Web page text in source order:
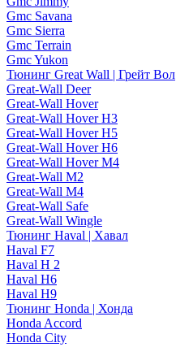
Gmc Savana
Gmc Sierra
Gmc Terrain
Gmc Yukon
Тюнинг Great Wall | Грейт Вол
Great-Wall Deer
Great-Wall Hover
Great-Wall Hover H3
Great-Wall Hover H5
Great-Wall Hover H6
Great-Wall Hover M4
Great-Wall M2
Great-Wall M4
Great-Wall Safe
Great-Wall Wingle
Тюнинг Haval | Хавал
Haval F7
Haval H 2
Haval H6
Haval H9
Тюнинг Honda | Хонда
Honda Accord
Honda City